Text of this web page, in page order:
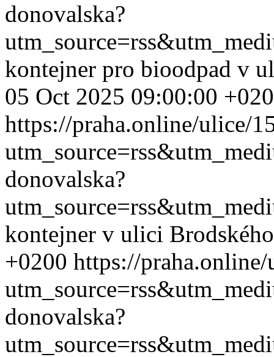
donovalska?
kontejner pro bioodpad v
05 Oct 2025 09:00:00
https://praha.online/ulice/
donovalska?
kontejner v ulici
+0200 https://
donovalska?